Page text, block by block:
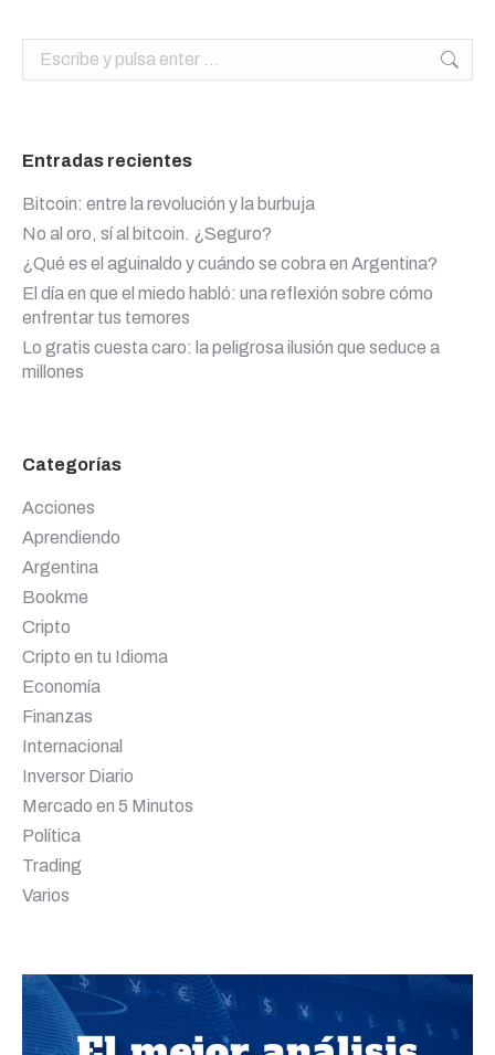
Buscar:
Entradas recientes
Bitcoin: entre la revolución y la burbuja
No al oro, sí al bitcoin. ¿Seguro?
¿Qué es el aguinaldo y cuándo se cobra en Argentina?
El día en que el miedo habló: una reflexión sobre cómo
enfrentar tus temores
Lo gratis cuesta caro: la peligrosa ilusión que seduce a
millones
Categorías
Acciones
Aprendiendo
Argentina
Bookme
Cripto
Cripto en tu Idioma
Economía
Finanzas
Internacional
Inversor Diario
Mercado en 5 Minutos
Política
Trading
Varios